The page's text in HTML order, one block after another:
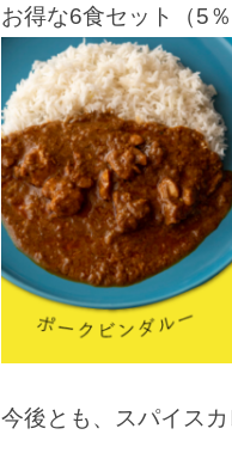
お得な6食セット（5
今後とも、スパイス